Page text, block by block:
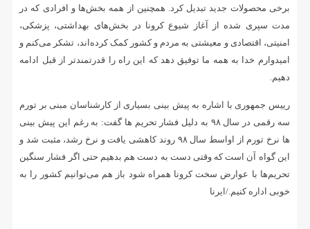
برخی محصولات جدید تبدیل کرد. همچنین از همه بخش‌ها و افرادی که در
مدت سپری شده از آغاز شیوع کرونا در بخش‌های بهداشتی، پزشکی،
امنیتی، اقتصادی و معیشتی به مردم و کشور کمک کرده‌اند، تشکر می‌کنم و
امیدوارم خدا به همه ما توفیق دهد که این راه را قدرتمندتر از قبل ادامه
دهیم.
رییس جمهوری با اشاره به پیش بینی بسیاری از کارشناسان مبنی بر تورم
سه رقمی در سال ۹۸ به دلیل فشار تحریم ها گفت: به رغم این پیش بینی
ها نرخ تورم از اواسط سال ۹۸ روند کاهشی یافت و نرخ رشد، مثبت شد و
این گواه آن است که وقتی دست به دست هم بدهیم حتی اگر فشار سنگین
تحریم‌ها با عوارض سخت کرونا همراه شود باز هم می‌توانیم کشور را به
خوبی اداره کنیم./ایرنا